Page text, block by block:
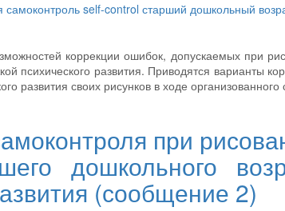
самоконтроль self-control старший дошкольный
коррекции ошибок, допускаемых при
психического развития. Приводятся варианты
развития своих рисунков в ходе
при
дошкольного
(сообщение 2)